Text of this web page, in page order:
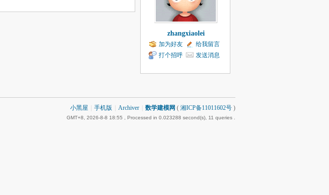
zhangxiaolei
加为好友
给我留言
打个招呼
发送消息
小黑屋 手机版 Archiver 数学建模网 ( 湘ICP备11011602号 )
GMT+8, 2026-8-8 18:55 , Processed in 0.023288 second(s), 11 queries .